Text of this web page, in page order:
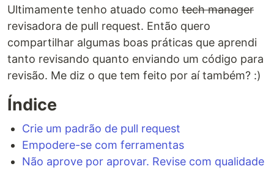
Ultimamente tenho atuado como tech manager
revisadora de pull request. Então quero
compartilhar algumas boas práticas que aprendi
tanto revisando quanto enviando um código para
revisão. Me diz o que tem feito por aí também? :)
Índice
Crie um padrão de pull request
Empodere-se com ferramentas
Não aprove por aprovar. Revise com qualidade